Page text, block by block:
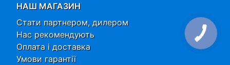
НАШ МАГАЗИН
Стати партнером, дилером
Нас рекомендують
Оплата і доставка
Умови гарантії